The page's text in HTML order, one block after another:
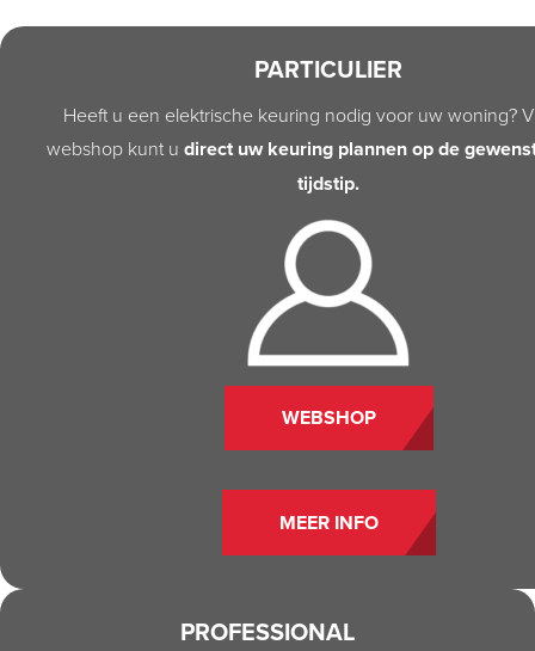
PARTICULIER
Heeft u een elektrische keuring nodig voor uw woning?
webshop kunt u direct uw keuring plannen op de
tijdstip.
WEBSHOP
MEER INFO
PROFESSIONAL